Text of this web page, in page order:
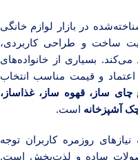
در بازار لوازم خانگی
ساخت و طراحی کاربردی،
بسیاری از خانواده‌های
اعتماد و قیمت مناسب انتخاب
چای ساز، قهوه ساز، غذاساز،
آشپزخانه است.
روزمره کاربران توجه
ساده و لذت‌بخش است.